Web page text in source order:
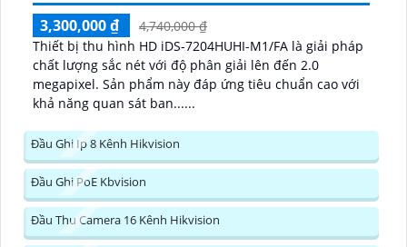
3,300,000 ₫
4,740,000 ₫
Thiết bị thu hình HD iDS-7204HUHI-M1/FA là giải pháp
chất lượng sắc nét với độ phân giải lên đến 2.0
megapixel. Sản phẩm này đáp ứng tiêu chuẩn cao với
khả năng quan sát ban......
Đầu Ghi Ip 8 Kênh Hikvision
Đầu Ghi PoE Kbvision
Đầu Thu Camera 16 Kênh Hikvision